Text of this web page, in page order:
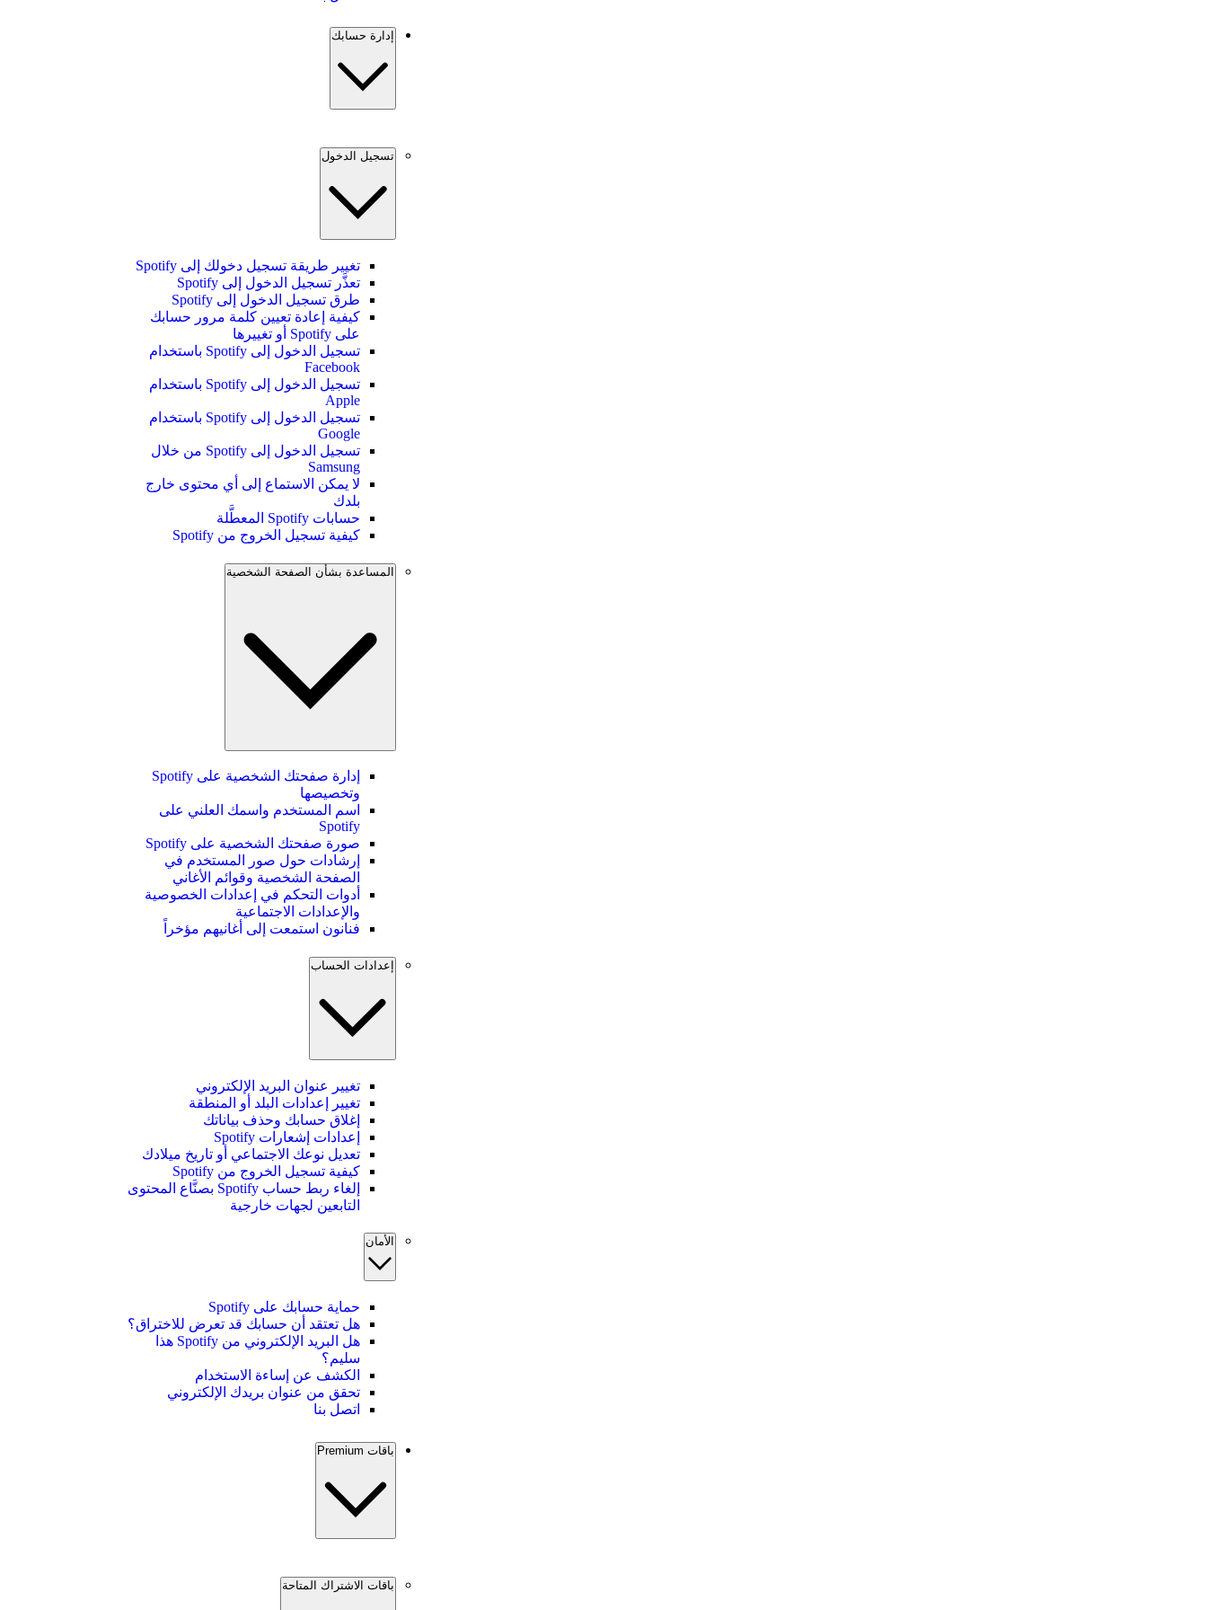
إدارة حسابك
تسجيل الدخول
تغيير طريقة تسجيل دخولك إلى Spotify
تعذَّر تسجيل الدخول إلى Spotify
طرق تسجيل الدخول إلى Spotify
كيفية إعادة تعيين كلمة مرور حسابك
على Spotify أو تغييرها
تسجيل الدخول إلى Spotify باستخدام
Facebook
تسجيل الدخول إلى Spotify باستخدام
Apple
تسجيل الدخول إلى Spotify باستخدام
Google
تسجيل الدخول إلى Spotify من خلال
Samsung
لا يمكن الاستماع إلى أي محتوى خارج
بلدك
حسابات Spotify المعطَّلة
كيفية تسجيل الخروج من Spotify
المساعدة بشأن الصفحة الشخصية
إدارة صفحتك الشخصية على Spotify
وتخصيصها
اسم المستخدم واسمك العلني على
Spotify
صورة صفحتك الشخصية على Spotify
إرشادات حول صور المستخدم في
الصفحة الشخصية وقوائم الأغاني
أدوات التحكم في إعدادات الخصوصية
والإعدادات الاجتماعية
فنانون استمعت إلى أغانيهم مؤخراً
إعدادات الحساب
تغيير عنوان البريد الإلكتروني
تغيير إعدادات البلد أو المنطقة
إغلاق حسابك وحذف بياناتك
إعدادات إشعارات Spotify
تعديل نوعك الاجتماعي أو تاريخ ميلادك
كيفية تسجيل الخروج من Spotify
إلغاء ربط حساب Spotify بصنَّاع المحتوى
التابعين لجهات خارجية
الأمان
حماية حسابك على Spotify
هل تعتقد أن حسابك قد تعرض للاختراق؟
هل البريد الإلكتروني من Spotify هذا
سليم؟
الكشف عن إساءة الاستخدام
تحقق من عنوان بريدك الإلكتروني
اتصل بنا
باقات Premium
باقات الاشتراك المتاحة